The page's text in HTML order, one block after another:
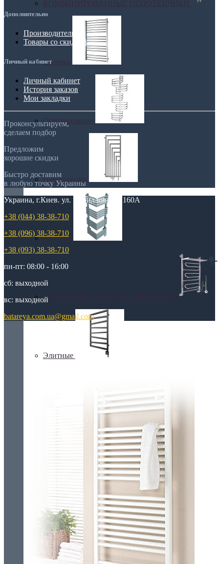
Лесенка
Оригинальные
Перегородки
Угловые
ЭЛЕКТРИЧЕСКИЕ ПОЛОТЕНЧИКИ
Элитные
Дополнительно
Производители
Товары со скидкой
Личный кабинет
Личный кабинет
История заказов
Мои закладки
Проконсультируем,
сделаем подбор
Предложим
хорошие скидки
Быстро доставим
в любую точку Украины
Украина, г.Киев. ул. Кирилловская,160А
+38 (044) 38-38-710
+38 (096) 38-38-710
+38 (093) 38-38-710
пн-пт: 08:00 - 16:00
сб: выходной
вс: выходной
batareya.com.ua@gmail.com